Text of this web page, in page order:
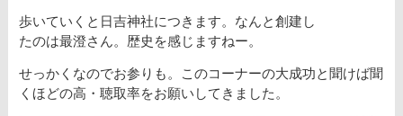
歩いていくと日吉神社につきます。なんと創建し
たのは最澄さん。歴史を感じますねー。
せっかくなのでお参りも。このコーナーの大成功と聞けば聞
くほどの高・聴取率をお願いしてきました。